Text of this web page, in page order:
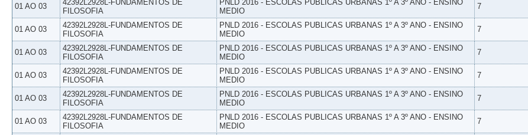
01 AO 03
42392L2928L-FUNDAMENTOS DE
FILOSOFIA
PNLD 2016 - ESCOLAS PUBLICAS URBANAS 1º A 3º ANO - ENSINO
MEDIO
7
01 AO 03
42392L2928L-FUNDAMENTOS DE
FILOSOFIA
PNLD 2016 - ESCOLAS PUBLICAS URBANAS 1º A 3º ANO - ENSINO
MEDIO
7
01 AO 03
42392L2928L-FUNDAMENTOS DE
FILOSOFIA
PNLD 2016 - ESCOLAS PUBLICAS URBANAS 1º A 3º ANO - ENSINO
MEDIO
7
01 AO 03
42392L2928L-FUNDAMENTOS DE
FILOSOFIA
PNLD 2016 - ESCOLAS PUBLICAS URBANAS 1º A 3º ANO - ENSINO
MEDIO
7
01 AO 03
42392L2928L-FUNDAMENTOS DE
FILOSOFIA
PNLD 2016 - ESCOLAS PUBLICAS URBANAS 1º A 3º ANO - ENSINO
MEDIO
7
01 AO 03
42392L2928L-FUNDAMENTOS DE
FILOSOFIA
PNLD 2016 - ESCOLAS PUBLICAS URBANAS 1º A 3º ANO - ENSINO
MEDIO
7